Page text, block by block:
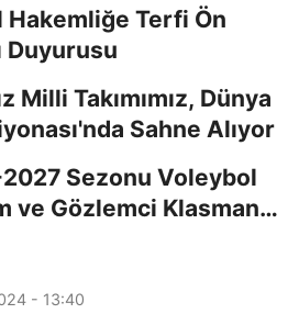
Hakemliğe Terfi Ön
Duyurusu
Milli Takımımız, Dünya
Sahne Alıyor
Sezonu Voleybol
ve Gözlemci Klasman
- 13:40